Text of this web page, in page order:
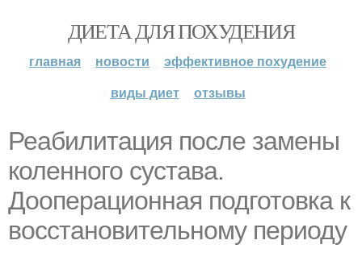
ДИЕТА ДЛЯ ПОХУДЕНИЯ
главная новости
эффективное похудение
виды диет
отзывы
Реабилитация после замены
коленного сустава.
Дооперационная подготовка к
восстановительному периоду